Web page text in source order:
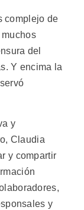
complejo de
del
Y encima la
y
Claudia
y compartir
y